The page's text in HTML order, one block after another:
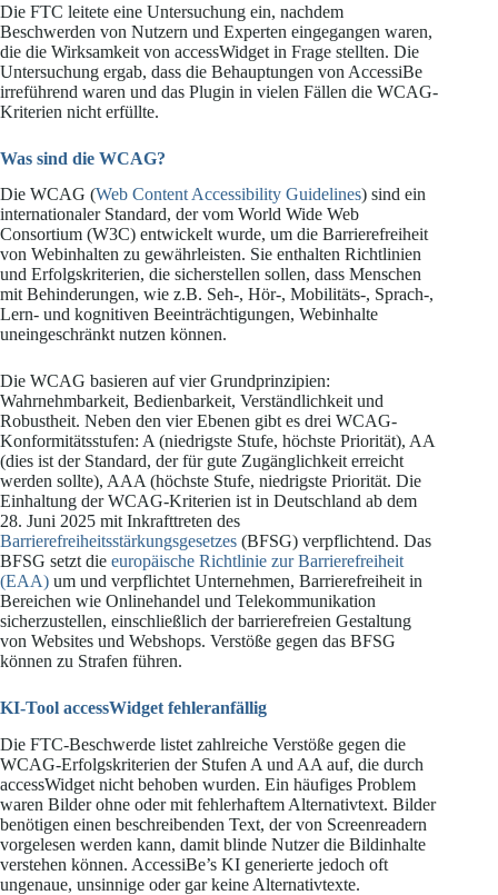
Die FTC leitete eine Untersuchung ein, nachdem
Beschwerden von Nutzern und Experten eingegangen waren,
die die Wirksamkeit von accessWidget in Frage stellten. Die
Untersuchung ergab, dass die Behauptungen von AccessiBe
irreführend waren und das Plugin in vielen Fällen die WCAG-
Kriterien nicht erfüllte.
Was sind die WCAG?
Die WCAG (Web Content Accessibility Guidelines) sind ein
internationaler Standard, der vom World Wide Web
Consortium (W3C) entwickelt wurde, um die Barrierefreiheit
von Webinhalten zu gewährleisten. Sie enthalten Richtlinien
und Erfolgskriterien, die sicherstellen sollen, dass Menschen
mit Behinderungen, wie z.B. Seh-, Hör-, Mobilitäts-, Sprach-,
Lern- und kognitiven Beeinträchtigungen, Webinhalte
uneingeschränkt nutzen können.
Die WCAG basieren auf vier Grundprinzipien:
Wahrnehmbarkeit, Bedienbarkeit, Verständlichkeit und
Robustheit. Neben den vier Ebenen gibt es drei WCAG-
Konformitätsstufen: A (niedrigste Stufe, höchste Priorität), AA
(dies ist der Standard, der für gute Zugänglichkeit erreicht
werden sollte), AAA (höchste Stufe, niedrigste Priorität. Die
Einhaltung der WCAG-Kriterien ist in Deutschland ab dem
28. Juni 2025 mit Inkrafttreten des
Barrierefreiheitsstärkungsgesetzes (BFSG) verpflichtend. Das
BFSG setzt die europäische Richtlinie zur Barrierefreiheit
(EAA) um und verpflichtet Unternehmen, Barrierefreiheit in
Bereichen wie Onlinehandel und Telekommunikation
sicherzustellen, einschließlich der barrierefreien Gestaltung
von Websites und Webshops. Verstöße gegen das BFSG
können zu Strafen führen.
KI-Tool accessWidget fehleranfällig
Die FTC-Beschwerde listet zahlreiche Verstöße gegen die
WCAG-Erfolgskriterien der Stufen A und AA auf, die durch
accessWidget nicht behoben wurden. Ein häufiges Problem
waren Bilder ohne oder mit fehlerhaftem Alternativtext. Bilder
benötigen einen beschreibenden Text, der von Screenreadern
vorgelesen werden kann, damit blinde Nutzer die Bildinhalte
verstehen können. AccessiBe’s KI generierte jedoch oft
ungenaue, unsinnige oder gar keine Alternativtexte.